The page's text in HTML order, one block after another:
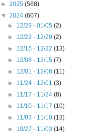
► 2025 (568)
▼ 2024 (607)
► 12/29 - 01/05(2)
► 12/22 - 12/29(2)
► 12/15 - 12/22(13)
► 12/08 - 12/15(7)
► 12/01 - 12/08(11)
► 11/24 - 12/01(3)
► 11/17 - 11/24(8)
► 11/10 - 11/17(10)
► 11/03 - 11/10(13)
► 10/27 - 11/03(14)